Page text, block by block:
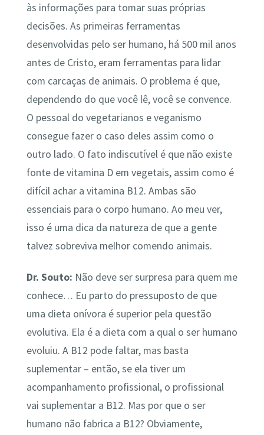
às informações para tomar suas próprias
decisões. As primeiras ferramentas
desenvolvidas pelo ser humano, há 500 mil anos
antes de Cristo, eram ferramentas para lidar
com carcaças de animais. O problema é que,
dependendo do que você lê, você se convence.
O pessoal do vegetarianos e veganismo
consegue fazer o caso deles assim como o
outro lado. O fato indiscutível é que não existe
fonte de vitamina D em vegetais, assim como é
difícil achar a vitamina B12. Ambas são
essenciais para o corpo humano. Ao meu ver,
isso é uma dica da natureza de que a gente
talvez sobreviva melhor comendo animais.
Dr. Souto: Não deve ser surpresa para quem me
conhece… Eu parto do pressuposto de que
uma dieta onívora é superior pela questão
evolutiva. Ela é a dieta com a qual o ser humano
evoluiu. A B12 pode faltar, mas basta
suplementar – então, se ela tiver um
acompanhamento profissional, o profissional
vai suplementar a B12. Mas por que o ser
humano não fabrica a B12? Obviamente,